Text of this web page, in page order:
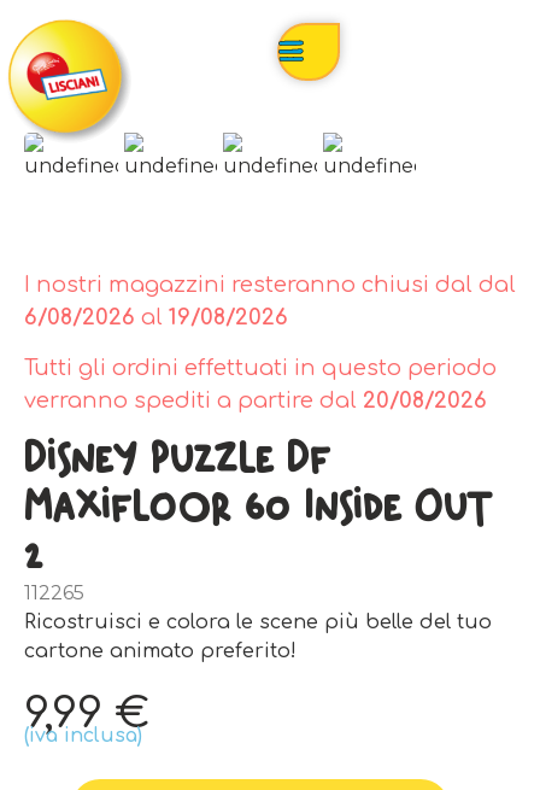
I nostri magazzini resteranno chiusi dal dal
6/08/2026 al 19/08/2026
Tutti gli ordini effettuati in questo periodo
verranno spediti a partire dal 20/08/2026
Disney Puzzle Df
Maxifloor 60 Inside Out
2
112265
Ricostruisci e colora le scene più belle del tuo
cartone animato preferito!
9,99 €
(iva inclusa)